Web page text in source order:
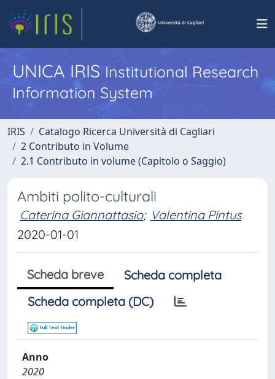
UNICA IRISInstitutional Research
Information System
IRIS
Catalogo Ricerca Università di Cagliari
2 Contributo in Volume
2.1 Contributo in volume (Capitolo o Saggio)
Ambiti polito-culturali
Caterina Giannattasio; Valentina Pintus
2020-01-01
Scheda breve
Scheda completa
Scheda completa (DC)
Anno
2020